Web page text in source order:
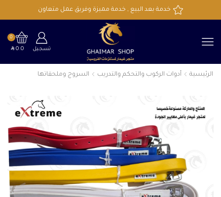
خدمة بعد البيع , خدمة مميزة وفريق عمل متعاون
تسجيل
0
SAR0.0
الرئيسية أدوات الركوب والتحكم والتدريب السروج وملحقاتها